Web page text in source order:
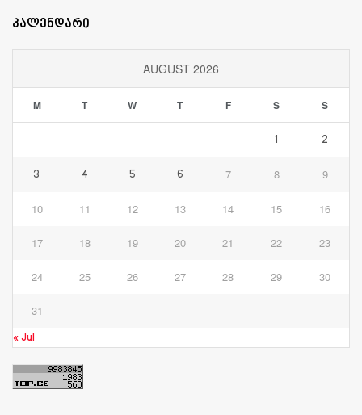
კალენდარი
AUGUST 2026
M T W T F S S
1 2
3 4 5 6 7 8 9
10 11 12 13 14 15 16
17 18 19 20 21 22 23
24 25 26 27 28 29 30
31
« Jul